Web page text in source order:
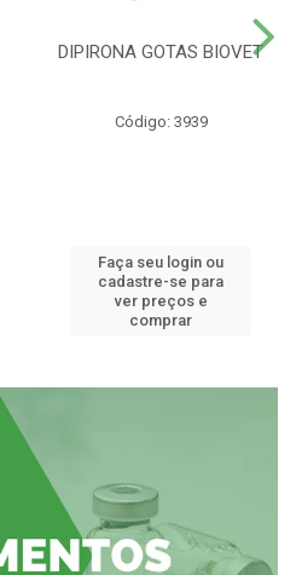
DIPIRONA GOTAS BIOVET
Código: 3939
Faça seu login ou
cadastre-se para
ver preços e
comprar